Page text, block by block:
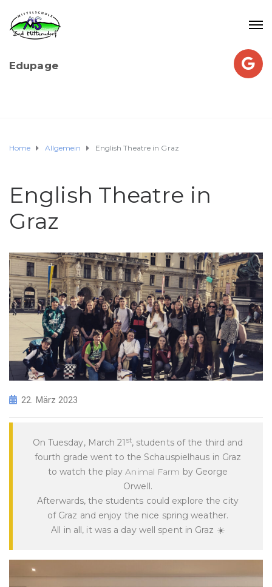
Edupage
Home Allgemein English Theatre in Graz
English Theatre in
Graz
22. März 2023
On Tuesday, March 21 st, students of the third and
fourth grade went to the Schauspielhaus in Graz
to watch the playAnimal Farm by George
Orwell.
Afterwards, the students could explore the city
of Graz and enjoy the nice spring weather.
All in all, it was a day well spent in Graz ☀️